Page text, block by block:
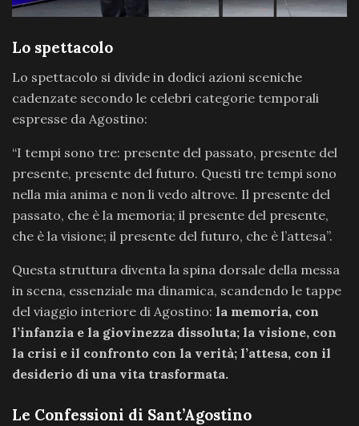
Lo spettacolo
Lo spettacolo si divide in dodici azioni sceniche
cadenzate secondo le celebri categorie temporali
espresse da Agostino:
“I tempi sono tre: presente del passato, presente del
presente, presente del futuro. Questi tre tempi sono
nella mia anima e non li vedo altrove. Il presente del
passato, che è la memoria; il presente del presente,
che è la visione; il presente del futuro, che è l’attesa”.
Questa struttura diventa la spina dorsale della messa
in scena, essenziale ma dinamica, scandendo le tappe
del viaggio interiore di Agostino: la memoria, con
l’infanzia e la giovinezza dissoluta; la visione, con
la crisi e il confronto con la verità; l’attesa, con il
desiderio di una vita trasformata.
Le Confessioni di Sant’Agostino